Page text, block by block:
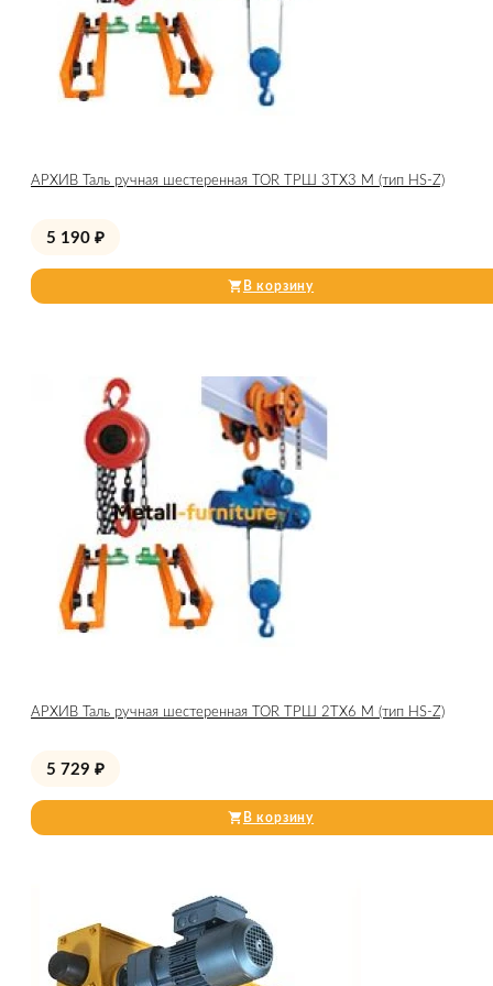
АРХИВ Таль ручная шестеренная TOR ТРШ 3ТХ3 М (тип HS-Z)
5 190 ₽
В корзину
АРХИВ Таль ручная шестеренная TOR ТРШ 2ТХ6 М (тип HS-Z)
5 729 ₽
В корзину